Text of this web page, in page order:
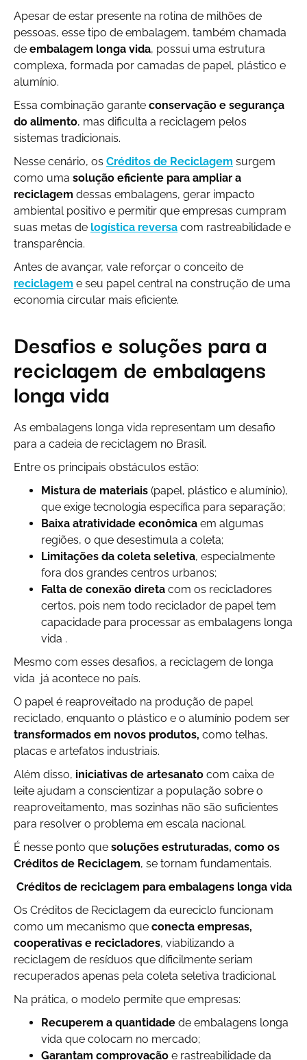
Apesar de estar presente na rotina de milhões de
pessoas, esse tipo de embalagem, também chamada
de embalagem longa vida, possui uma estrutura
complexa, formada por camadas de papel, plástico e
alumínio.
Essa combinação garante conservação e segurança
do alimento, mas dificulta a reciclagem pelos
sistemas tradicionais.
Nesse cenário, os Créditos de Reciclagem surgem
como uma solução eficiente para ampliar a
reciclagem dessas embalagens, gerar impacto
ambiental positivo e permitir que empresas cumpram
suas metas de logística reversa com rastreabilidade e
transparência.
Antes de avançar, vale reforçar o conceito de
reciclagem e seu papel central na construção de uma
economia circular mais eficiente.
Desafios e soluções para a
reciclagem de embalagens
longa vida
As embalagens longa vida representam um desafio
para a cadeia de reciclagem no Brasil.
Entre os principais obstáculos estão:
Mistura de materiais (papel, plástico e alumínio),
que exige tecnologia específica para separação;
Baixa atratividade econômica em algumas
regiões, o que desestimula a coleta;
Limitações da coleta seletiva, especialmente
fora dos grandes centros urbanos;
Falta de conexão direta com os recicladores
certos, pois nem todo reciclador de papel tem
capacidade para processar as embalagens longa
vida .
Mesmo com esses desafios, a reciclagem de longa
vida já acontece no país.
O papel é reaproveitado na produção de papel
reciclado, enquanto o plástico e o alumínio podem ser
transformados em novos produtos, como telhas,
placas e artefatos industriais.
Além disso, iniciativas de artesanato com caixa de
leite ajudam a conscientizar a população sobre o
reaproveitamento, mas sozinhas não são suficientes
para resolver o problema em escala nacional.
É nesse ponto que soluções estruturadas, como os
Créditos de Reciclagem, se tornam fundamentais.
Créditos de reciclagem para embalagens longa vida
Os Créditos de Reciclagem da eureciclo funcionam
como um mecanismo que conecta empresas,
cooperativas e recicladores, viabilizando a
reciclagem de resíduos que dificilmente seriam
recuperados apenas pela coleta seletiva tradicional.
Na prática, o modelo permite que empresas:
Recuperem a quantidade de embalagens longa
vida que colocam no mercado;
Garantam comprovação e rastreabilidade da